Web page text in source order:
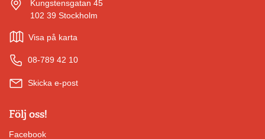
Kungstensgatan 45
102 39 Stockholm
Visa på karta
08-789 42 10
Skicka e-post
Följ oss!
Facebook